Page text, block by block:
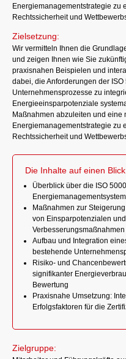
Energiemanagementstrategie zu
Rechtssicherheit und
Zielsetzung:
Wir vermitteln Ihnen die
und zeigen Ihnen wie Sie
praxisnahen Beispielen und
dabei, die Anforderungen der
Unternehmensprozesse zu
Energieeinsparpotenziale
Maßnahmen abzuleiten und eine
Energiemanagementstrategie zu
Rechtssicherheit und
Die Inhalte auf einen
Überblick über die ISO
Maßnahmen zur
von Einsparpotenzialen
Verbesserungsmaßnahmen
Aufbau und Integration
bestehende
Risiko- und
signifikanter
Bewertung
Praxisnahe Umsetzung:
Erfolgsfaktoren für die
Zielgruppe: